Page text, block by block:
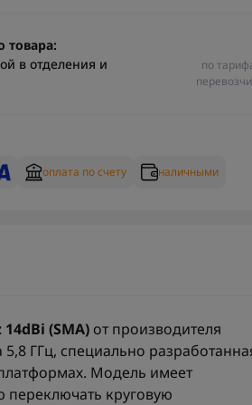
товара:
в отделения и
по
оплата по счету наличными
(SMA)от производителя
ГГц, специально
Модель имеет
круговую